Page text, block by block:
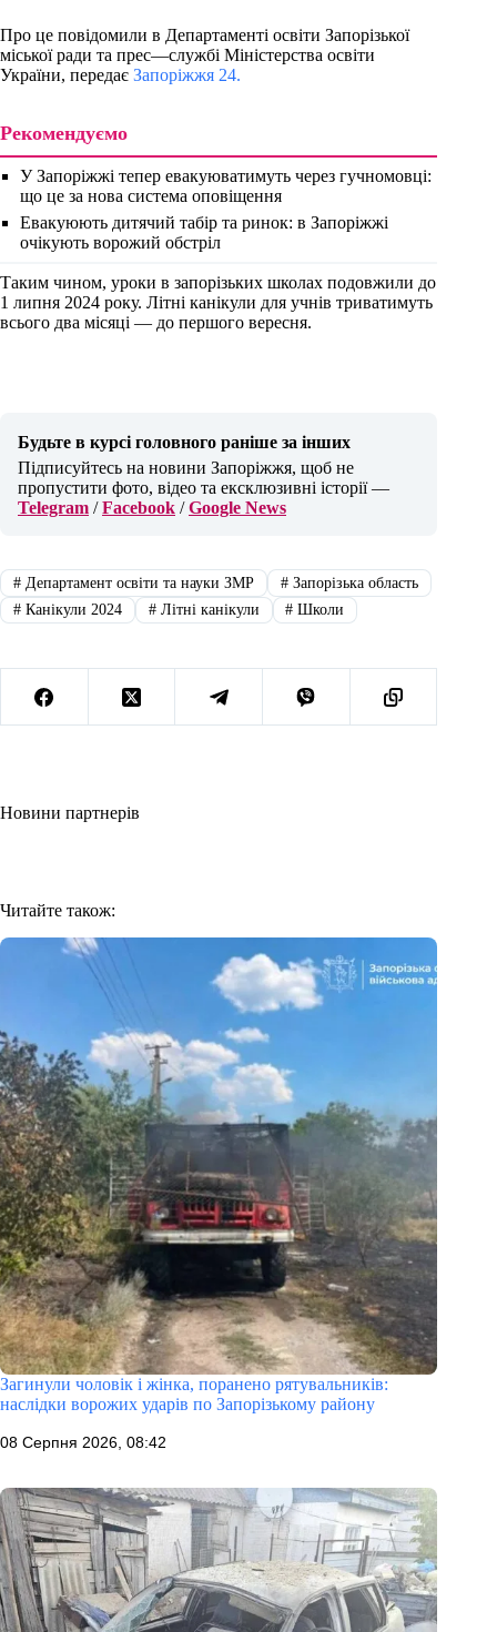
Про це повідомили в Департаменті освіти Запорізької
міської ради та прес—службі Міністерства освіти
України, передає Запоріжжя 24.
Рекомендуємо
У Запоріжжі тепер евакуюватимуть через гучномовці:
що це за нова система оповіщення
Евакуюють дитячий табір та ринок: в Запоріжжі
очікують ворожий обстріл
Таким чином, уроки в запорізьких школах подовжили до
1 липня 2024 року. Літні канікули для учнів триватимуть
всього два місяці — до першого вересня.
Будьте в курсі головного раніше за інших
Підписуйтесь на новини Запоріжжя, щоб не
пропустити фото, відео та ексклюзивні історії —
Telegram /Facebook /Google News
#Департамент освіти та науки ЗМР #Запорізька область
#Канікули 2024 #Літні канікули # Школи
Новини партнерів
Читайте також:
Загинули чоловік і жінка, поранено рятувальників:
наслідки ворожих ударів по Запорізькому району
08 Серпня 2026, 08:42